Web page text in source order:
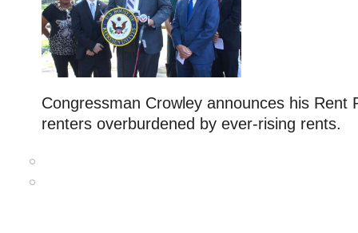
Congressman Crowley announces his Rent
renters overburdened by ever-rising rents.